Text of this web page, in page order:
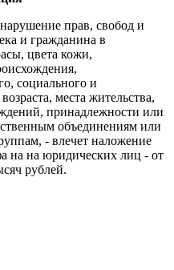
прав, свобод и
и гражданина в
цвета кожи,
социального и
места жительства,
принадлежности или
объединениям или
- влечет наложение
на на юридических лиц - от
рублей.